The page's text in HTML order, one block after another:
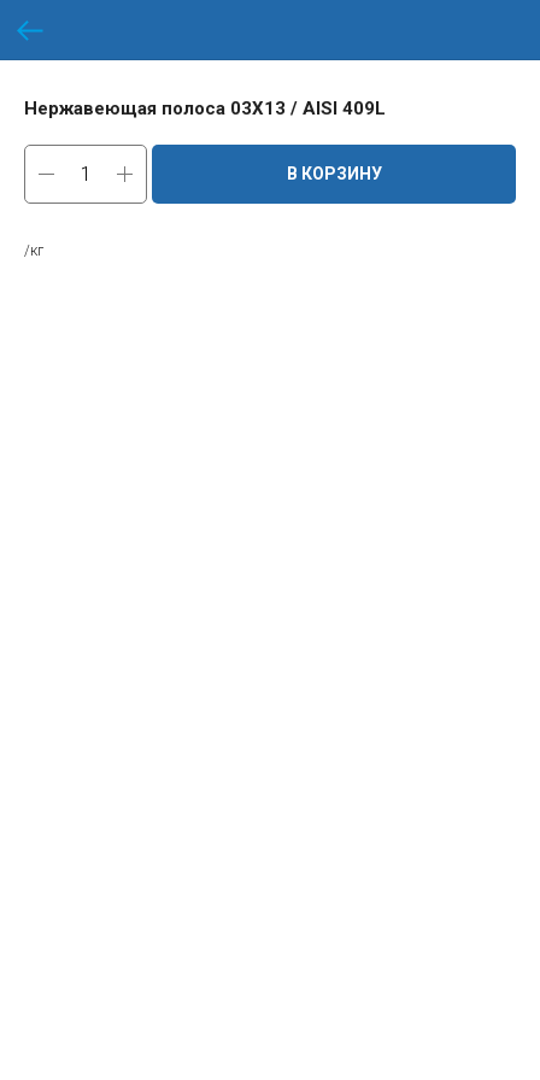
Нержавеющая полоса 03Х13 / AISI 409L
В КОРЗИНУ
/кг